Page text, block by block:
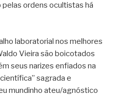
pelas ordens ocultistas há
laboratorial nos melhores
Vieira são boicotados
seus narizes enfiados na
sagrada e
mundinho ateu/agnóstico